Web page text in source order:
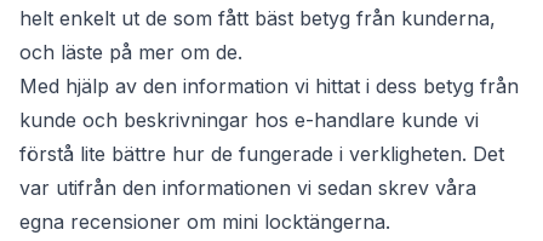
helt enkelt ut de som fått bäst betyg från kunderna,
och läste på mer om de.
Med hjälp av den information vi hittat i dess betyg från
kunde och beskrivningar hos e-handlare kunde vi
förstå lite bättre hur de fungerade i verkligheten. Det
var utifrån den informationen vi sedan skrev våra
egna recensioner om mini locktängerna.